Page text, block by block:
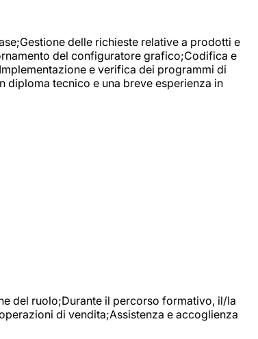
delle richieste relative a prodotti e
del configuratore grafico;Codifica e
e verifica dei programmi di
tecnico e una breve esperienza in
del ruolo;Durante il percorso formativo, il/la
di vendita;Assistenza e accoglienza